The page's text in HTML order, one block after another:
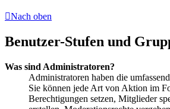
Nach oben
Benutzer-Stufen und
Was sind Administratoren?
Administratoren haben die
Sie können jede Art von Aktion im
Berechtigungen setzen, Mitglieder